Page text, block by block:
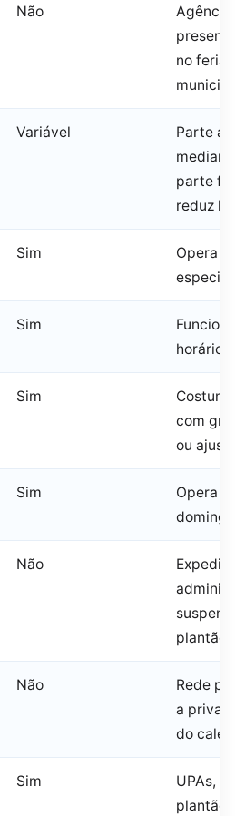
Não
no
Variável
Parte
parte
reduz
Sim
Opera
Sim
horário
Sim
com
ou
Sim
Opera
Não
plantão
Não
Rede
a
do
Sim
UPAs,
plantão